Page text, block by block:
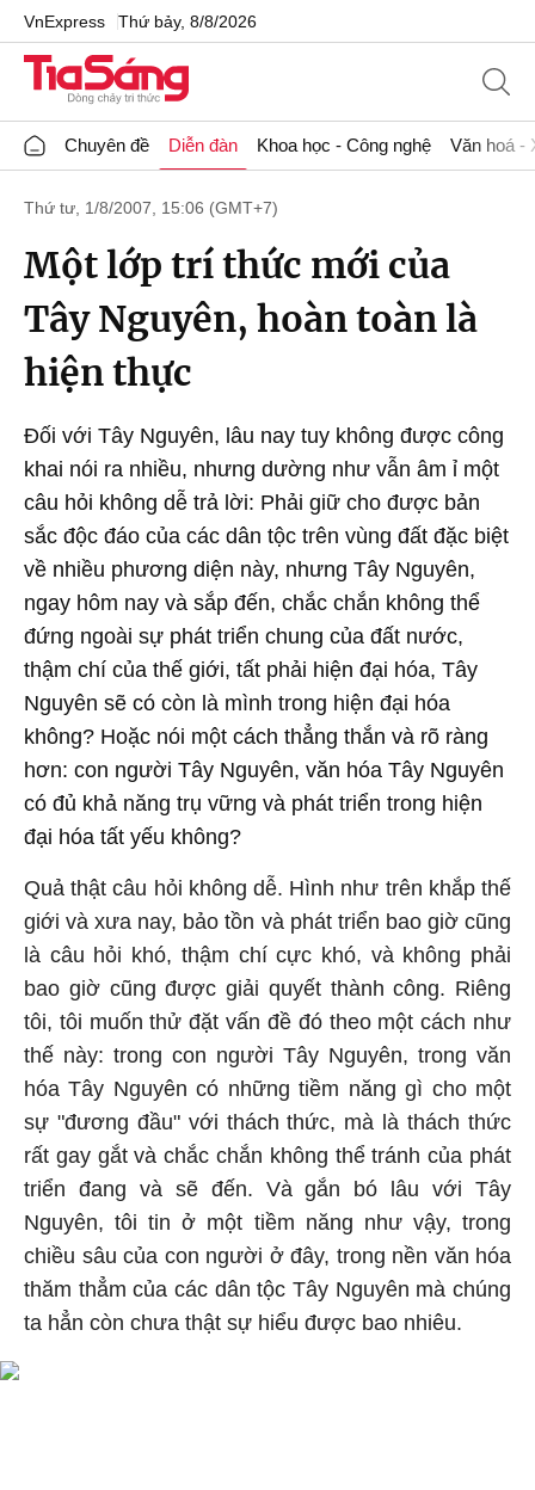
VnExpress Thứ bảy, 8/8/2026
Chuyên đề Diễn đàn Khoa học - Công nghệ Văn hoá -
Thứ tư, 1/8/2007, 15:06 (GMT+7)
Một lớp trí thức mới của
Tây Nguyên, hoàn toàn là
hiện thực
Đối với Tây Nguyên, lâu nay tuy không được công
khai nói ra nhiều, nhưng dường như vẫn âm ỉ một
câu hỏi không dễ trả lời: Phải giữ cho được bản
sắc độc đáo của các dân tộc trên vùng đất đặc biệt
về nhiều phương diện này, nhưng Tây Nguyên,
ngay hôm nay và sắp đến, chắc chắn không thể
đứng ngoài sự phát triển chung của đất nước,
thậm chí của thế giới, tất phải hiện đại hóa, Tây
Nguyên sẽ có còn là mình trong hiện đại hóa
không? Hoặc nói một cách thẳng thắn và rõ ràng
hơn: con người Tây Nguyên, văn hóa Tây Nguyên
có đủ khả năng trụ vững và phát triển trong hiện
đại hóa tất yếu không?
Quả thật câu hỏi không dễ. Hình như trên khắp thế
giới và xưa nay, bảo tồn và phát triển bao giờ cũng
là câu hỏi khó, thậm chí cực khó, và không phải
bao giờ cũng được giải quyết thành công. Riêng
tôi, tôi muốn thử đặt vấn đề đó theo một cách như
thế này: trong con người Tây Nguyên, trong văn
hóa Tây Nguyên có những tiềm năng gì cho một
sự "đương đầu" với thách thức, mà là thách thức
rất gay gắt và chắc chắn không thể tránh của phát
triển đang và sẽ đến. Và gắn bó lâu với Tây
Nguyên, tôi tin ở một tiềm năng như vậy, trong
chiều sâu của con người ở đây, trong nền văn hóa
thăm thẳm của các dân tộc Tây Nguyên mà chúng
ta hẳn còn chưa thật sự hiểu được bao nhiêu.